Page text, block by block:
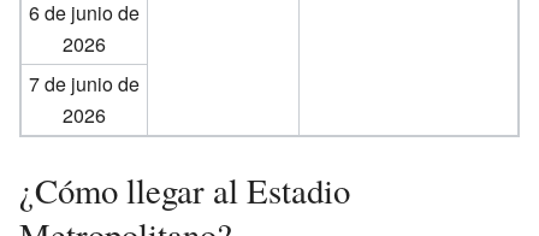
6 de junio de
2026
7 de junio de
2026
¿Cómo llegar al Estadio